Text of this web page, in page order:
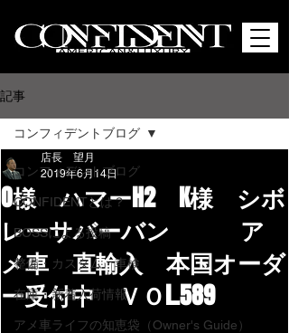
記事
コンフィデントブログ
CONFIDENTとは？
BOSSによる投稿
整備・カスタム・車検
在庫・新着入荷情報
アメ車ライフの知恵袋（Owner's Guide）
コンフィデントブログ
O様 ハマーH2 K様 シボ
レーサバーバン ア
メ車 直輸入 本国オーダ
ー受付中 ＶＯL.589
店長 望月
2019年6月14日